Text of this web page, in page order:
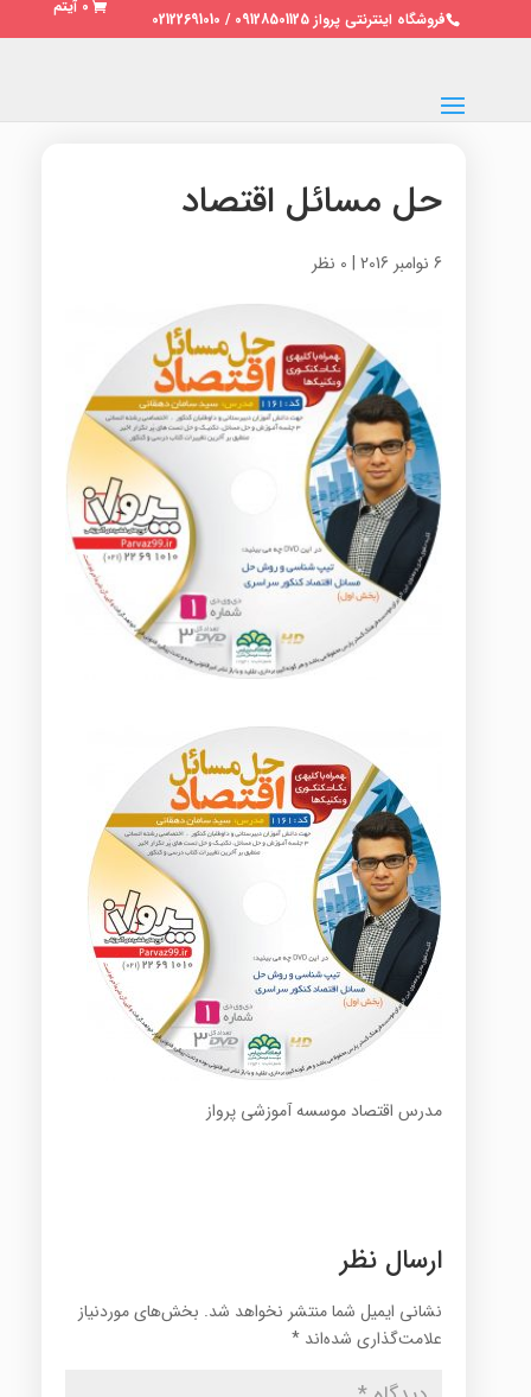
فروشگاه اینترنتی پرواز 09128501125 / 02122691010
0 آیتم
حل مسائل اقتصاد
6 نوامبر 2016 | 0 نظر
مدرس اقتصاد موسسه آموزشی پرواز
ارسال نظر
نشانی ایمیل شما منتشر نخواهد شد. بخش‌های موردنیاز
علامت‌گذاری شده‌اند *